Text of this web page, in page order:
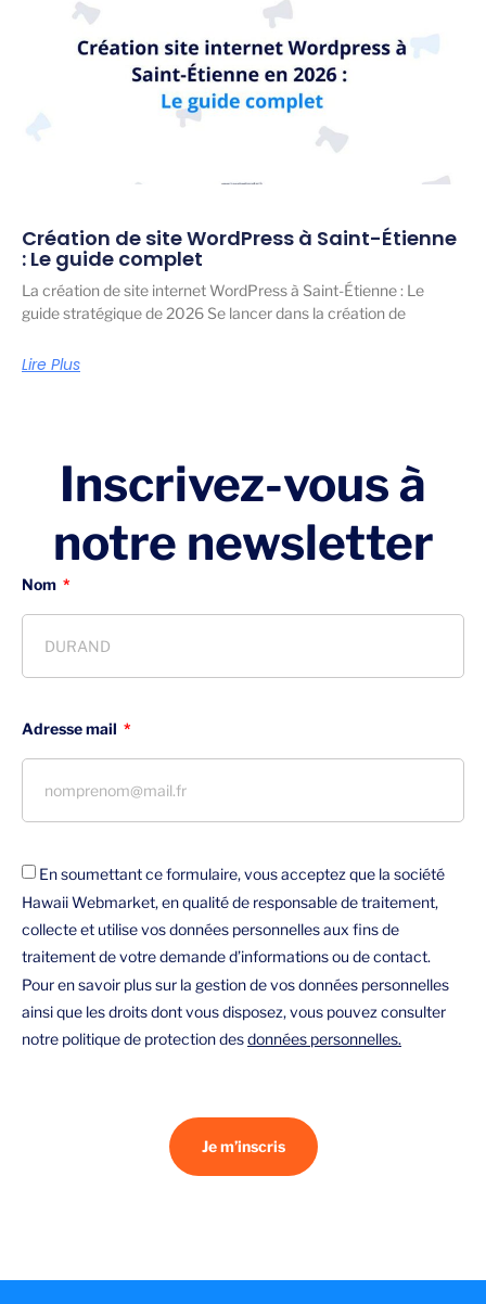
Création de site WordPress à Saint-Étienne
: Le guide complet
La création de site internet WordPress à Saint-Étienne : Le
guide stratégique de 2026 Se lancer dans la création de
Lire Plus
Inscrivez-vous à
notre newsletter
Nom
Adresse mail
En soumettant ce formulaire, vous acceptez que la société
Hawaii Webmarket, en qualité de responsable de traitement,
collecte et utilise vos données personnelles aux fins de
traitement de votre demande d’informations ou de contact.
Pour en savoir plus sur la gestion de vos données personnelles
ainsi que les droits dont vous disposez, vous pouvez consulter
notre politique de protection desdonnées personnelles.
Je m’inscris